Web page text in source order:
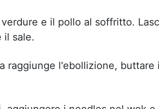
e il pollo al soffritto.
il sale.
raggiunge l'ebollizione,